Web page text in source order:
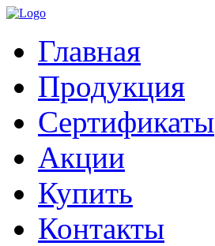
Главная
Продукция
Сертификаты
Акции
Купить
Контакты